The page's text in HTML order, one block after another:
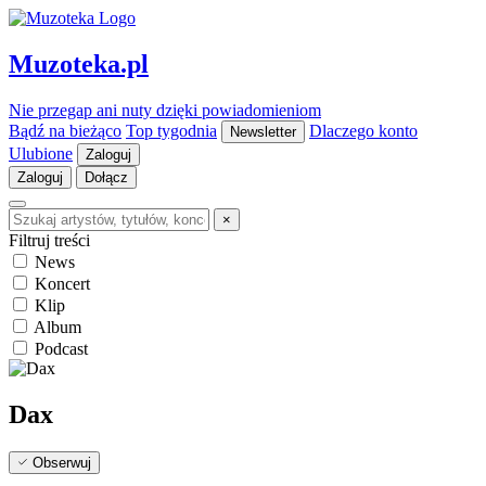
Muzoteka.pl
Nie przegap ani nuty dzięki powiadomieniom
Bądź na bieżąco Top tygodnia Newsletter
Dlaczego konto
Ulubione
Zaloguj
Zaloguj
Dołącz
×
Filtruj treści
News
Koncert
Klip
Album
Podcast
Dax
Obserwuj